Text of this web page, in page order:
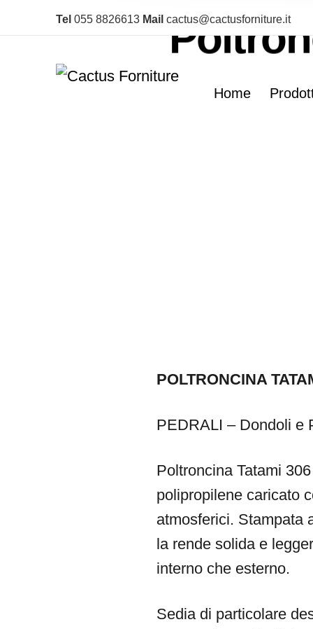
Tel 055 8826613 Mail cactus@cactusforniture.it
Home
Tatami
POLTRONCINA
PEDRALI – Dondoli e
Poltroncina Tatami
polipropilene caricato
atmosferici. Stampata
la rende solida e
interno che esterno.
Sedia di particolare